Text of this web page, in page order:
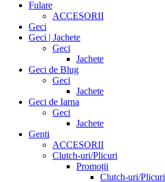
Fulare
ACCESORII
Geci
Geci | Jachete
Geci
Jachete
Geci de Blug
Geci
Jachete
Geci de Iarna
Geci
Jachete
Genti
ACCESORII
Clutch-uri/Plicuri
Promoții
Clutch-uri/Plicuri